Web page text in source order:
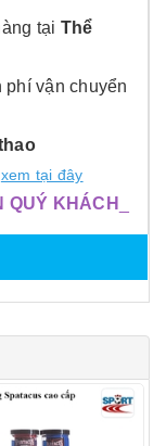
tại Thể
vận chuyển
xem tại đây
QUÝ KHÁCH